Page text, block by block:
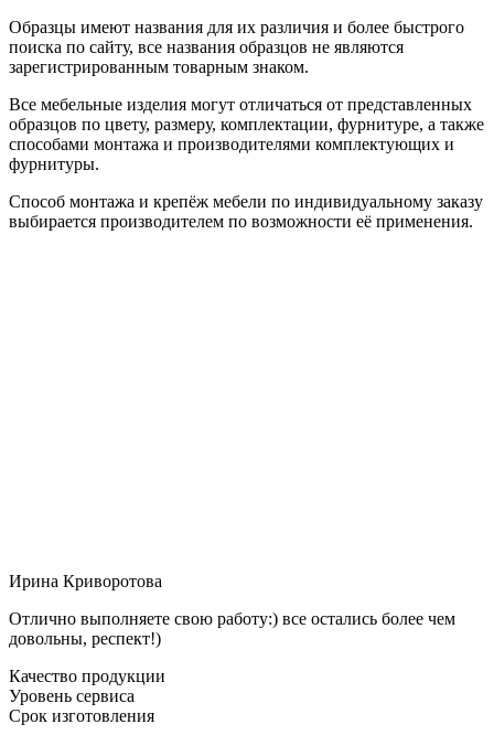
Образцы имеют названия для их различия и более быстрого
поиска по сайту, все названия образцов не являются
зарегистрированным товарным знаком.
Все мебельные изделия могут отличаться от представленных
образцов по цвету, размеру, комплектации, фурнитуре, а также
способами монтажа и производителями комплектующих и
фурнитуры.
Способ монтажа и крепёж мебели по индивидуальному заказу
выбирается производителем по возможности её применения.
Ирина Криворотова
Отлично выполняете свою работу:) все остались более чем
довольны, респект!)
Качество продукции
Уровень сервиса
Срок изготовления